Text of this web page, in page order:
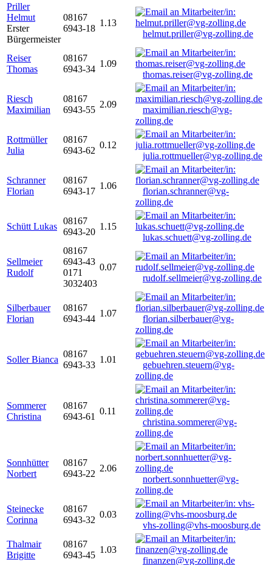
Priller
Helmut
Erster
Bürgermeister
08167
6943-18
1.13
helmut.priller@vg-zolling.de
Reiser
Thomas
08167
6943-34
1.09
thomas.reiser@vg-zolling.de
Riesch
Maximilian
08167
6943-55
2.09
maximilian.riesch@vg-
zolling.de
Rottmüller
Julia
08167
6943-62
0.12
julia.rottmueller@vg-zolling.de
Schranner
Florian
08167
6943-17
1.06
florian.schranner@vg-
zolling.de
Schütt Lukas
08167
6943-20
1.15
lukas.schuett@vg-zolling.de
Sellmeier
Rudolf
08167
6943-43
0171
3032403
0.07
rudolf.sellmeier@vg-zolling.de
Silberbauer
Florian
08167
6943-44
1.07
florian.silberbauer@vg-
zolling.de
Soller Bianca
08167
6943-33
1.01
gebuehren.steuern@vg-
zolling.de
Sommerer
Christina
08167
6943-61
0.11
christina.sommerer@vg-
zolling.de
Sonnhütter
Norbert
08167
6943-22
2.06
norbert.sonnhuetter@vg-
zolling.de
Steinecke
Corinna
08167
6943-32
0.03
vhs-zolling@vhs-moosburg.de
Thalmair
Brigitte
08167
6943-45
1.03
finanzen@vg-zolling.de